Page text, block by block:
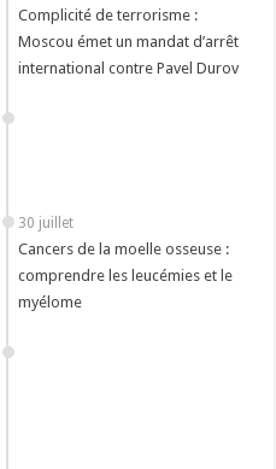
Complicité de terrorisme :
Moscou émet un mandat d’arrêt
international contre Pavel Durov
30 juillet
Cancers de la moelle osseuse :
comprendre les leucémies et le
myélome